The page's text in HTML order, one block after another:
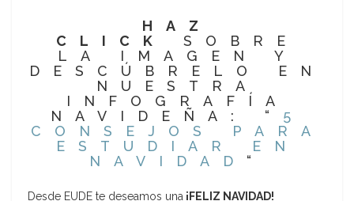
HAZ
CLICK
SOBRE
LA IMAGEN Y
DESCÚBRELO EN
NUESTRA
INFOGRAFÍA
NAVIDEÑA: “ 5
CONSEJOS PARA
ESTUDIAR EN
NAVIDAD “
Desde EUDE te deseamos una ¡FELIZ NAVIDAD!